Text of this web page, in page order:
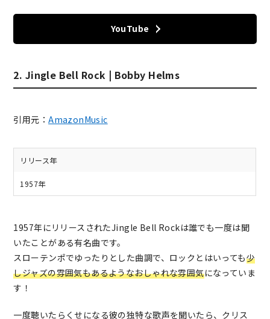
YouTube
2. Jingle Bell Rock | Bobby Helms
引用元：AmazonMusic
リリース年
1957年
1957年にリリースされたJingle Bell Rockは誰でも一度は聞
いたことがある有名曲です。
スローテンポでゆったりとした曲調で、ロックとはいっても少
しジャズの雰囲気もあるようなおしゃれな雰囲気になっていま
す！
一度聴いたらくせになる彼の独特な歌声を聞いたら、クリス